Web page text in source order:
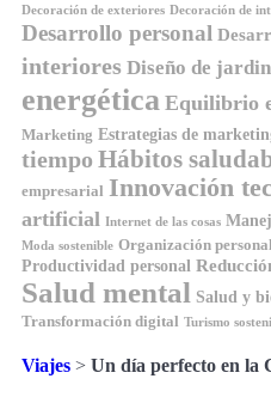
Decoración de exteriores Decoración de
Desarrollo personal
interiores Diseño de
energética Equilibrio
Marketing Estrategias de
tiempo Hábitos
empresarial Innovación
artificial Internet de las cosas
Moda sostenible Organización personal
Productividad personal
Salud mental Salud y
Transformación digital Turismo
Viajes > Un día perfecto en la